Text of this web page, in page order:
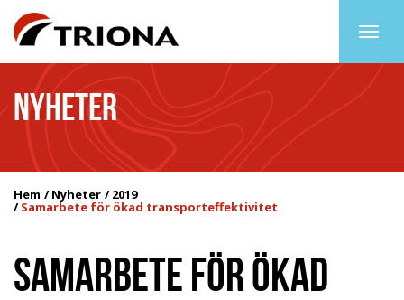
NYHETER
Hem Nyheter 2019
Samarbete för ökad transporteffektivitet
SAMARBETE FÖR ÖKAD